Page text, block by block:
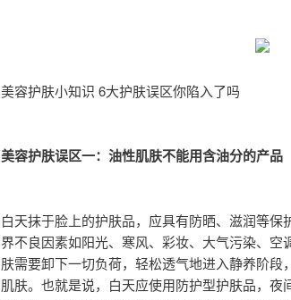
美容护肤小知识 6大护肤误区你陷入了吗
美容护肤误区一：油性肌肤不能用含油分的产品
白天抹于脸上的护肤品，应具有防晒、滋润等
界不良因素如阳光、寒风、彩妆、大气污染、
肤需要卸下一切负荷，轻松透气地进入静养阶
肌肤。也就是说，白天应使用防护型护肤品，